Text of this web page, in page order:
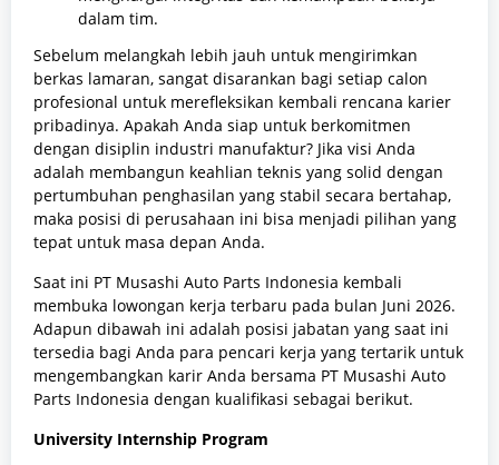
dalam tim.
Sebelum melangkah lebih jauh untuk mengirimkan
berkas lamaran, sangat disarankan bagi setiap calon
profesional untuk merefleksikan kembali rencana karier
pribadinya. Apakah Anda siap untuk berkomitmen
dengan disiplin industri manufaktur? Jika visi Anda
adalah membangun keahlian teknis yang solid dengan
pertumbuhan penghasilan yang stabil secara bertahap,
maka posisi di perusahaan ini bisa menjadi pilihan yang
tepat untuk masa depan Anda.
Saat ini PT Musashi Auto Parts Indonesia kembali
membuka lowongan kerja terbaru pada bulan Juni 2026.
Adapun dibawah ini adalah posisi jabatan yang saat ini
tersedia bagi Anda para pencari kerja yang tertarik untuk
mengembangkan karir Anda bersama PT Musashi Auto
Parts Indonesia dengan kualifikasi sebagai berikut.
University Internship Program